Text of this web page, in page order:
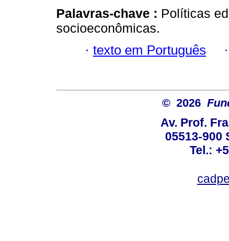
Palavras-chave : Políticas
socioeconômicas.
· texto em Português
© 2026
Av. Prof.
05513-900
Tel.: